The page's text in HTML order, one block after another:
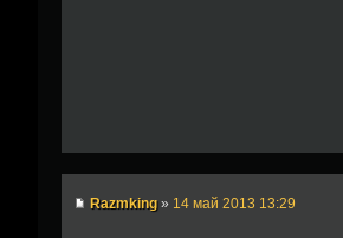
Razmking » 14 май 2013 13:29